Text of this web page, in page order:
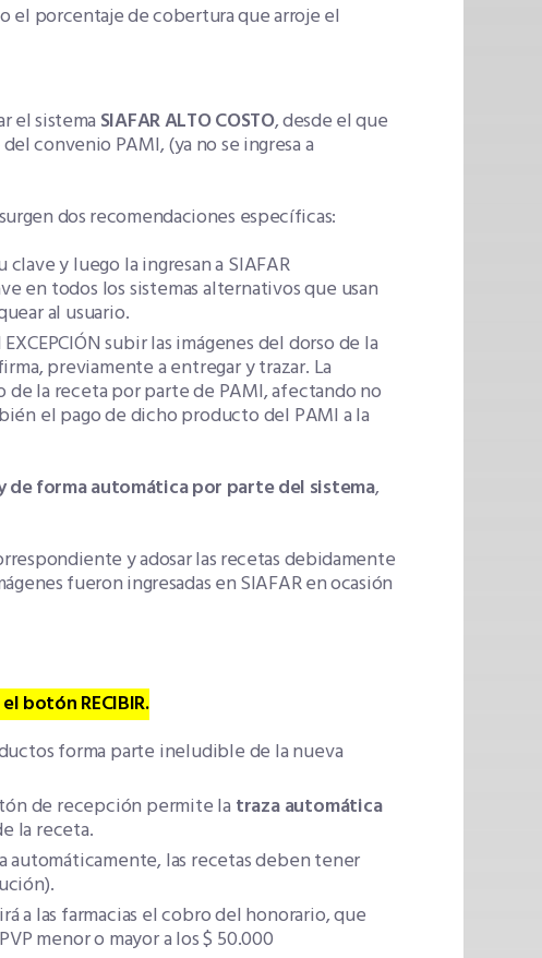
el porcentaje de cobertura que arroje el
el sistema SIAFAR ALTO COSTO, desde el que
del convenio PAMI, (ya no se ingresa a
dos recomendaciones específicas:
y luego la ingresan a SIAFAR
en todos los sistemas alternativos que usan
al usuario.
subir las imágenes del dorso de la
previamente a entregar y trazar. La
la receta por parte de PAMI, afectando no
el pago de dicho producto del PAMI a la
de forma automática por parte del sistema,
y adosar las recetas debidamente
fueron ingresadas en SIAFAR en ocasión
botón RECIBIR.
forma parte ineludible de la nueva
de recepción permite la traza automática
la receta.
automáticamente, las recetas deben tener
a las farmacias el cobro del honorario, que
menor o mayor a los $ 50.000